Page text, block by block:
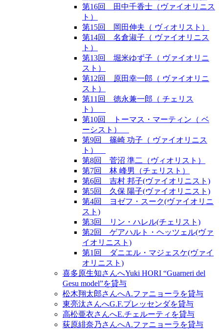
第16回 田中千香士（ヴァイオリニス
ト）
第15回 岡田伸夫（ ヴィオリスト）
第14回 名倉淑子（ ヴァイオリニス
ト）
第13回 堀米ゆず子（ ヴァイオリニ
スト）
第12回 原田幸一郎（ ヴァイオリニ
スト）
第11回 徳永兼一郎（ チェリス
ト）
第10回 トーマス・マーティン（ ベ
ーシスト）
第9回 篠崎 功子（ ヴァイオリニス
ト）
第8回 菅沼 準二（ヴィオリスト）
第7回 林 峰男（チェリスト）
第6回 吉村 邦子(ヴァイオリニスト)
第5回 久保 陽子(ヴァイオリニスト)
第4回 ヨゼフ・スーク(ヴァイオリニ
スト)
第3回 リン・ハレル(チェリスト)
第2回 ゲアハルト・ヘッツェル(ヴァ
イオリニスト)
第1回 ダニエル・マジェスケ(ヴァイ
オリニスト)
喜多原生知さんへYuki HORI “Guarneri del
Gesu model”を貸与
松木翔太郎さんへA.ファニョーラを貸与
東亮汰さんへG.F.プレッセンダを貸与
高松亜衣さんへE.チェルーティを貸与
荻原緋奈乃さんへA.ファニョーラを貸与